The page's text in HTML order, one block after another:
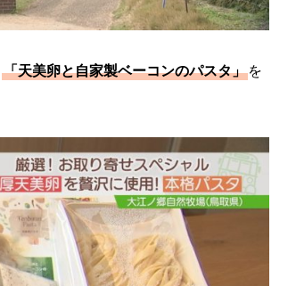
「天美卵と自家製ベーコンのパスタ」 を